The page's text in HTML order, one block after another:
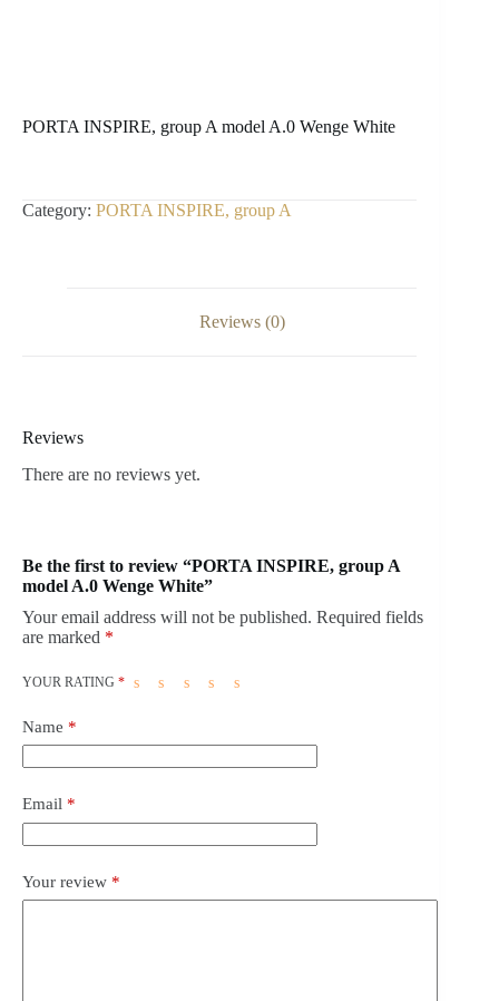
PORTA INSPIRE, group A model A.0 Wenge White
Category: PORTA INSPIRE, group A
Reviews (0)
Reviews
There are no reviews yet.
Be the first to review “PORTA INSPIRE, group A
model A.0 Wenge White”
Your email address will not be published. Required fields
are marked *
YOUR RATING *
Name *
Email *
Your review *